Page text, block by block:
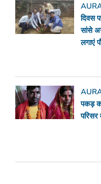
दिवस
सांसे
लगाएं
पकड़
परिसर